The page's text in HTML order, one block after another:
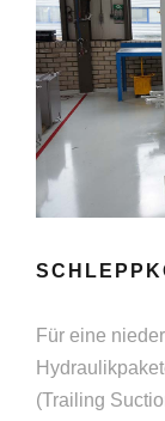
Für eine
(Trailing